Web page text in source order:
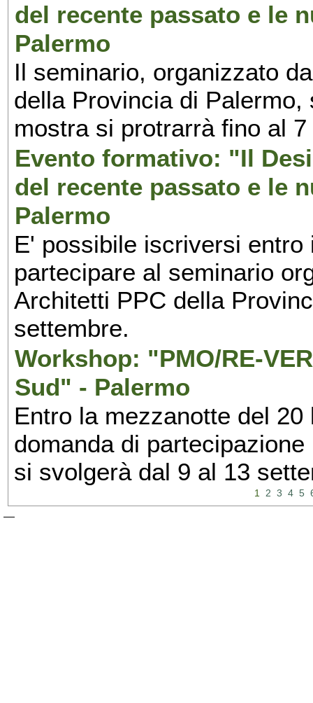
del recente passato e le
Palermo
Il seminario, organizzato
della Provincia di
mostra si protrarrà fino al
Evento formativo: "Il
del recente passato e le
Palermo
E' possibile iscriversi
partecipare al seminario
Architetti PPC della
settembre.
Workshop: "PMO/RE-
Sud" - Palermo
Entro la mezzanotte del
domanda di
si svolgerà dal 9 al 13
1 2 3 4 5